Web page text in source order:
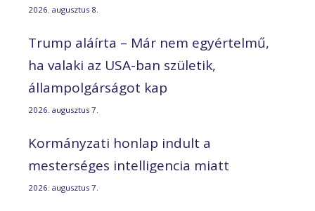
2026. augusztus 8.
Trump aláírta – Már nem egyértelmű,
ha valaki az USA-ban születik,
állampolgárságot kap
2026. augusztus 7.
Kormányzati honlap indult a
mesterséges intelligencia miatt
2026. augusztus 7.